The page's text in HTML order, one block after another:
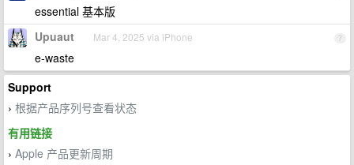
essential 基本版
7
Upuaut Mar 4, 2025 via iPhone
e-waste
Support
› 根据产品序列号查看状态
有用链接
› Apple 产品更新周期